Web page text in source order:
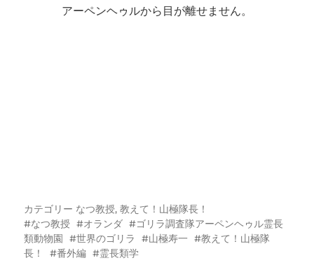
アーペンヘゥルから目が離せません。
カテゴリー なつ教授, 教えて！山極隊長！
なつ教授
オランダ
ゴリラ調査隊アーペンヘゥル霊長
類動物園
世界のゴリラ 山極寿一
教えて！山極隊
長！
番外編 霊長類学